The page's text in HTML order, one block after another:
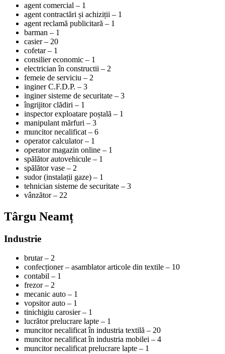
agent comercial – 1
agent contractări și achiziții – 1
agent reclamă publicitară – 1
barman – 1
casier – 20
cofetar – 1
consilier economic – 1
electrician în constructii – 2
femeie de serviciu – 2
inginer C.F.D.P. – 3
inginer sisteme de securitate – 3
îngrijitor clădiri – 1
inspector exploatare poștală – 1
manipulant mărfuri – 3
muncitor necalificat – 6
operator calculator – 1
operator magazin online – 1
spălător autovehicule – 1
spălător vase – 2
sudor (instalații gaze) – 1
tehnician sisteme de securitate – 3
vânzător – 22
Târgu Neamț
Industrie
brutar – 2
confecționer – asamblator articole din textile – 10
contabil – 1
frezor – 2
mecanic auto – 1
vopsitor auto – 1
tinichigiu carosier – 1
lucrător prelucrare lapte – 1
muncitor necalificat în industria textilă – 20
muncitor necalificat în industria mobilei – 4
muncitor necalificat prelucrare lapte – 1